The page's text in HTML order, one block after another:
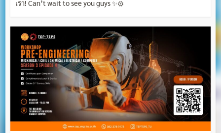
เรา! Can’t wait to see you guys ✨⚙️